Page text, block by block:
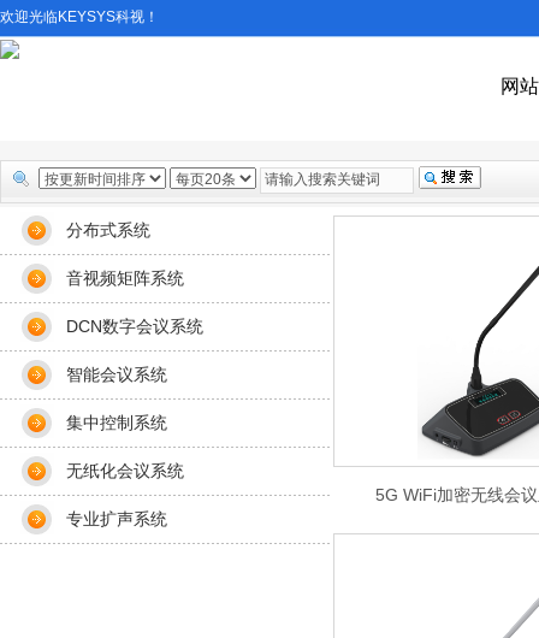
欢迎光临KEYSYS科视！
网
分布式系统
音视频矩阵系统
DCN数字会议系统
智能会议系统
集中控制系统
无纸化会议系统
专业扩声系统
5G WiFi加密无线会